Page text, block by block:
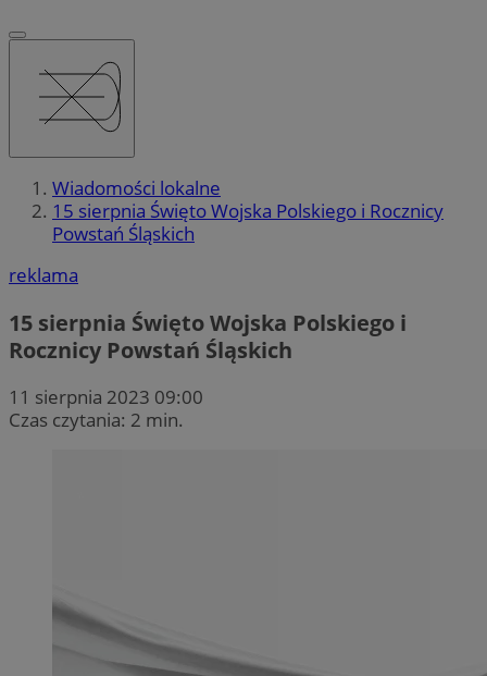
Wiadomości lokalne
15 sierpnia Święto Wojska Polskiego i Rocznicy
Powstań Śląskich
reklama
15 sierpnia Święto Wojska Polskiego i
Rocznicy Powstań Śląskich
11 sierpnia 2023 09:00
Czas czytania: 2 min.